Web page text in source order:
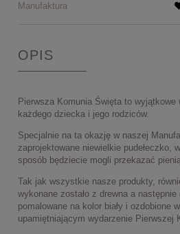
Manufaktura
OPIS
Pierwsza Komunia Święta to wyjątkowe
każdego dziecka i jego rodziców.
Specjalnie na ta okazję w naszej
zaprojektowane niewielkie pudełeczko,
sposób będziecie mogli przekazać
Tak jak wszystkie nasze produkty,
wykonane zostało z drewna a
pomalowane na kolor biały i ozdobione
upamiętniającym wydarzenie Pierwszej